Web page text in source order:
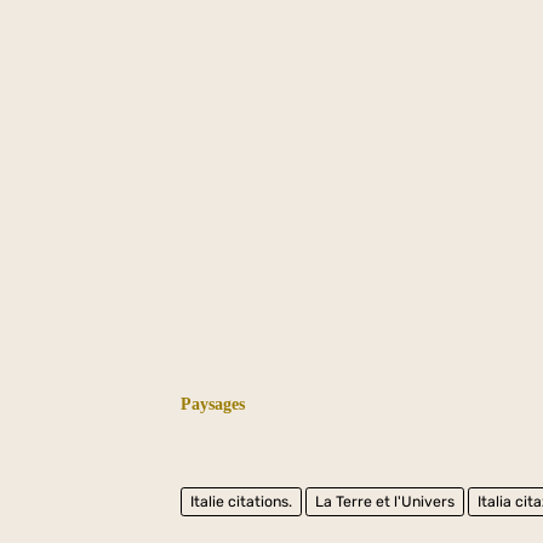
Paysages
Italie citations. La Terre et l'Univers Italia